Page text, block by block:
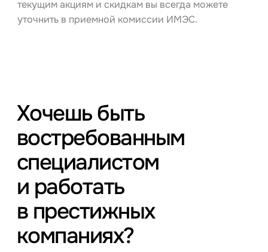
текущим акциям и скидкам вы всегда можете
уточнить в приемной комиссии ИМЭС.
Хочешь быть
востребованным
специалистом
и работать
в престижных
компаниях?